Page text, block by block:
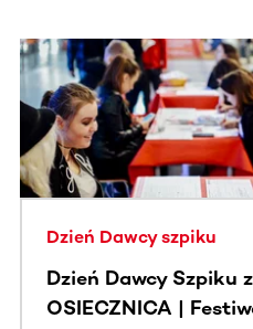
Ta sekcja zawiera treści
Dzień Dawcy szpiku
Dzień Dawcy Szpiku
OSIECZNICA |